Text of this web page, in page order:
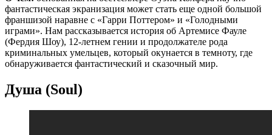
фантастическая экранизация может стать еще одной большой
франшизой наравне с «Гарри Поттером» и «Голодными
играми». Нам рассказывается история об Артемисе Фауле
(Фердия Шоу), 12-летнем гении и продолжателе рода
криминальных умельцев, который окунается в темноту, где
обнаруживается фантастический и сказочный мир.
Душа (Soul)